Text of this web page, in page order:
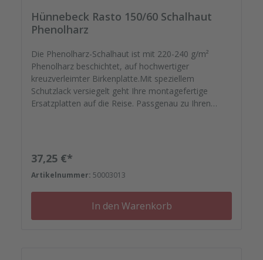
Hünnebeck Rasto 150/60 Schalhaut
Phenolharz
Die Phenolharz-Schalhaut ist mit 220-240 g/m²
Phenolharz beschichtet, auf hochwertiger
kreuzverleimter Birkenplatte.Mit speziellem
Schutzlack versiegelt geht Ihre montagefertige
Ersatzplatten auf die Reise. Passgenau zu Ihren
Nieten, Schrauben, Kunststoffeinsätzen bis zu
Reparaturplättchen.
Regulärer Preis:
37,25 €*
Artikelnummer: 50003013
In den Warenkorb